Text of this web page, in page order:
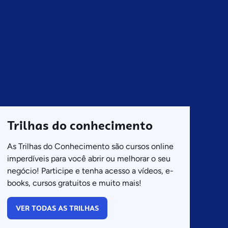
Trilhas do conhecimento
As Trilhas do Conhecimento são cursos online
imperdíveis para você abrir ou melhorar o seu
negócio! Participe e tenha acesso a vídeos, e-
books, cursos gratuitos e muito mais!
VER TODAS AS TRILHAS